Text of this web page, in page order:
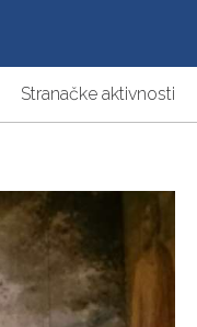
Stranačke aktivnosti